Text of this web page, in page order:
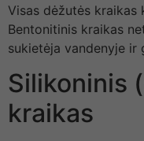
Visas dėžutės kraikas
Bentonitinis kraikas
sukietėja vandenyje ir
Silikoninis
kraikas